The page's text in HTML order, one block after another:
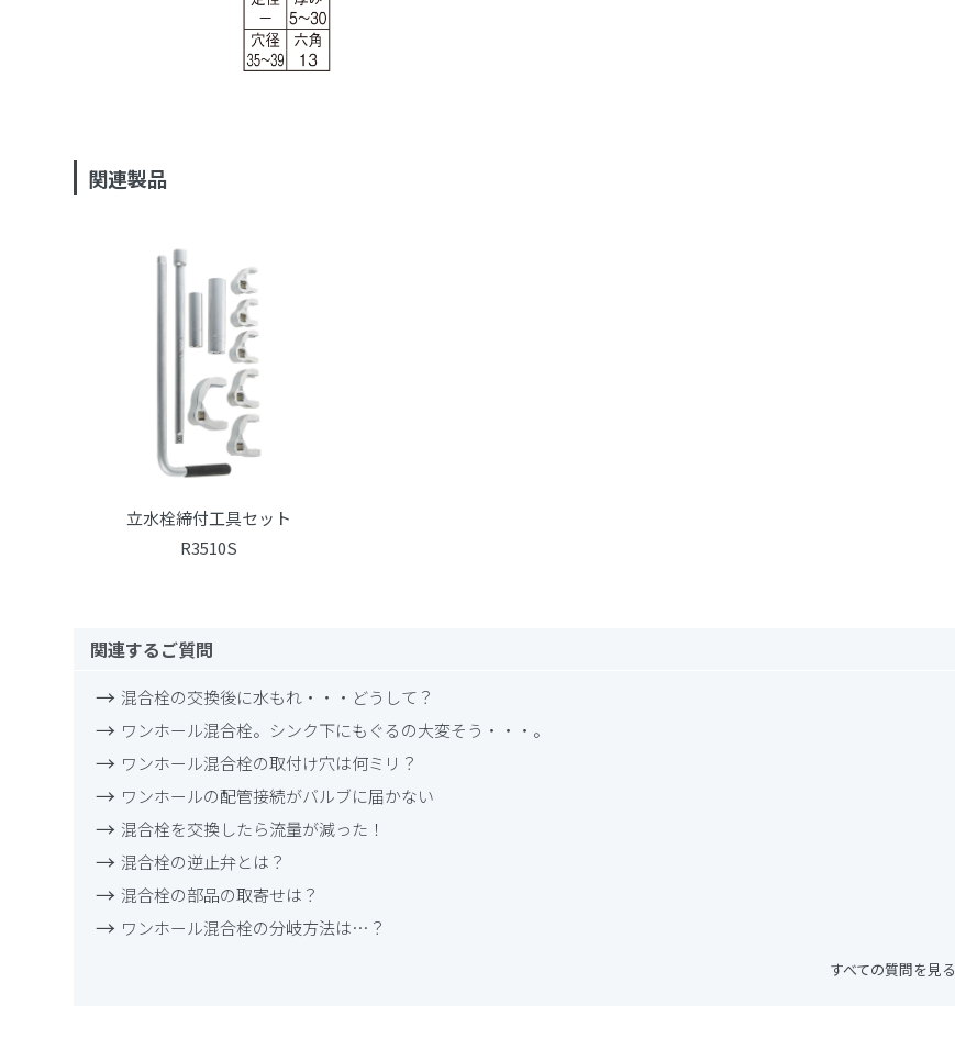
関連製品
立水栓締付工具セット
R3510S
関連するご質問
混合栓の交換後に水もれ・・・どうして？
ワンホール混合栓。シンク下にもぐるの大変そう・・・。
ワンホール混合栓の取付け穴は何ミリ？
ワンホールの配管接続がバルブに届かない
混合栓を交換したら流量が減った！
混合栓の逆止弁とは？
混合栓の部品の取寄せは？
ワンホール混合栓の分岐方法は…？
すべての質問を見る